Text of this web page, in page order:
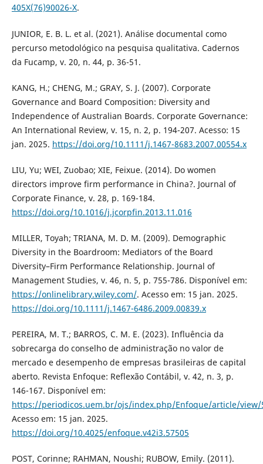
405X(76)90026-X.
JUNIOR, E. B. L. et al. (2021). Análise documental como
percurso metodológico na pesquisa qualitativa. Cadernos
da Fucamp, v. 20, n. 44, p. 36-51.
KANG, H.; CHENG, M.; GRAY, S. J. (2007). Corporate
Governance and Board Composition: Diversity and
Independence of Australian Boards. Corporate Governance:
An International Review, v. 15, n. 2, p. 194-207. Acesso: 15
jan. 2025. https://doi.org/10.1111/j.1467-8683.2007.00554.x
LIU, Yu; WEI, Zuobao; XIE, Feixue. (2014). Do women
directors improve firm performance in China?. Journal of
Corporate Finance, v. 28, p. 169-184.
https://doi.org/10.1016/j.jcorpfin.2013.11.016
MILLER, Toyah; TRIANA, M. D. M. (2009). Demographic
Diversity in the Boardroom: Mediators of the Board
Diversity–Firm Performance Relationship. Journal of
Management Studies, v. 46, n. 5, p. 755-786. Disponível em:
https://onlinelibrary.wiley.com/. Acesso em: 15 jan. 2025.
https://doi.org/10.1111/j.1467-6486.2009.00839.x
PEREIRA, M. T.; BARROS, C. M. E. (2023). Influência da
sobrecarga do conselho de administração no valor de
mercado e desempenho de empresas brasileiras de capital
aberto. Revista Enfoque: Reflexão Contábil, v. 42, n. 3, p.
146-167. Disponível em:
https://periodicos.uem.br/ojs/index.php/Enfoque/article/view/
Acesso em: 15 jan. 2025.
https://doi.org/10.4025/enfoque.v42i3.57505
POST, Corinne; RAHMAN, Noushi; RUBOW, Emily. (2011).